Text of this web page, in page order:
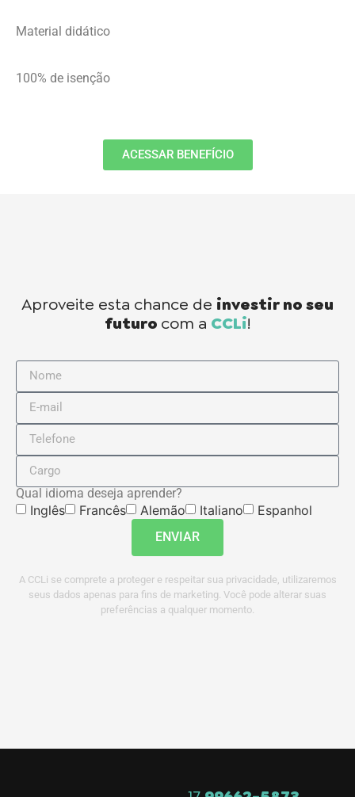
Material didático
100% de isenção
ACESSAR BENEFÍCIO
Aproveite esta chance de investir no seu
futuro com a CCLi!
Qual idioma deseja aprender?
Inglês Francês Alemão Italiano Espanhol
ENVIAR
A CCLi se comprete a proteger e respeitar sua privacidade, utilizaremos
seus dados apenas para fins de marketing. Você pode alterar suas
preferências a qualquer momento.